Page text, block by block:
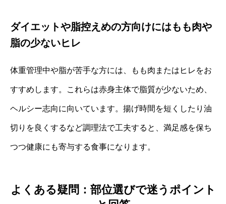
ダイエットや脂控えめの方向けにはもも肉や
脂の少ないヒレ
体重管理中や脂が苦手な方には、もも肉またはヒレをお
すすめします。これらは赤身主体で脂質が少ないため、
ヘルシー志向に向いています。揚げ時間を短くしたり油
切りを良くするなど調理法で工夫すると、満足感を保ち
つつ健康にも寄与する食事になります。
よくある疑問：部位選びで迷うポイント